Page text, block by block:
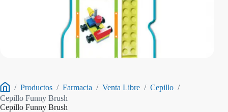
Inicio
/ Productos / Farmacia / Venta Libre / Cepillo /
Cepillo Funny Brush
Cepillo Funny Brush